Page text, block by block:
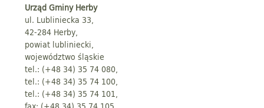
Urząd Gminy Herby
ul. Lubliniecka 33,
42-284 Herby,
powiat lubliniecki,
województwo śląskie
tel.: (+48 34) 35 74 080,
tel.: (+48 34) 35 74 100,
tel.: (+48 34) 35 74 101,